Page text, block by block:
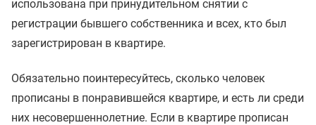
использована при принудительном снятии с
регистрации бывшего собственника и всех, кто был
зарегистрирован в квартире.
Обязательно поинтересуйтесь, сколько человек
прописаны в понравившейся квартире, и есть ли среди
них несовершеннолетние. Если в квартире прописан